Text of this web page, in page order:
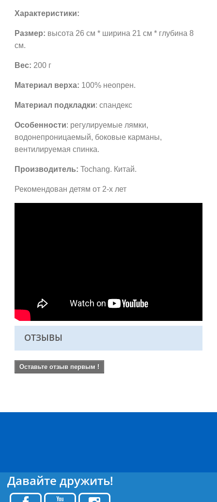
Характеристики:
Размер: высота 26 см * ширина 21 см * глубина 8
см.
Вес: 200 г
Материал верха: 100% неопрен.
Материал подкладки: спандекс
Особенности: регулируемые лямки,
водонепроницаемый, боковые карманы,
вентилируемая спинка.
Производитель: Tochang. Китай.
Рекомендован детям от 2-х лет
ОТЗЫВЫ
Оставьте отзыв первым !
Давайте дружить!